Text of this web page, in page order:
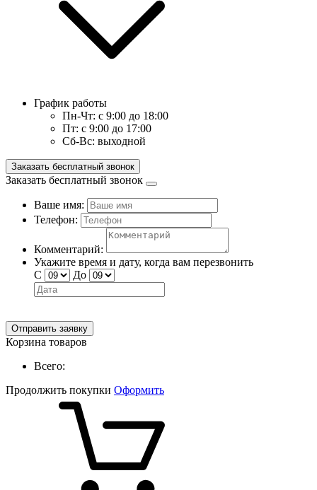
График работы
Пн-Чт: с 9:00 до 18:00
Пт: с 9:00 до 17:00
Сб-Вс: выходной
Заказать бесплатный звонок
Заказать бесплатный звонок
Ваше имя:
Телефон:
Комментарий:
Укажите время и дату, когда вам перезвонить
С
До
Отправить заявку
Корзина товаров
Всего:
Продолжить покупки Оформить